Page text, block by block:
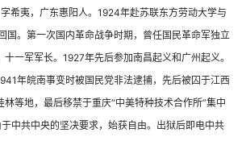
希夷，广东惠阳人。1924年赴苏联东方劳动大学与
国。第一次国内革命战争时期，曾任国民革命军独立
一军军长。1927年先后参加南昌起义和广州起义。
年皖南事变时被国民党非法逮捕，先后被囚于江西
林等地，最后移禁于重庆“中美特种技术合作所”集中
中共中央的坚决要求，始获自由。出狱后即电中共